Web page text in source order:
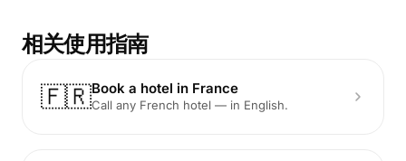
相关使用指南
🇫🇷Book a hotel in France
Call any French hotel — in English.